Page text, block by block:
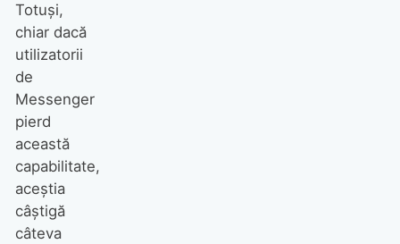
Totuși,
chiar dacă
utilizatorii
de
Messenger
pierd
această
capabilitate,
aceștia
câștigă
câteva